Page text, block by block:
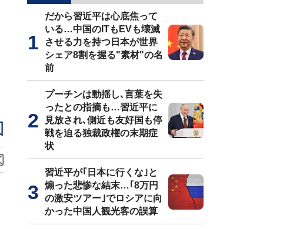
だから習近平は心底焦って
いる…中国のITもEVも壊滅
させる力を持つ日本が世界
シェア8割を握る"素材"の名
前
プーチンは動揺し､言葉を失
ったとの指摘も…習近平に
見放され､側近も友好国も停
戦を迫る独裁政権の末期症
状
習近平が｢日本に行くな｣と
煽った悲惨な結末…｢8万円
の激安ツアー｣でロシアに向
かった中国人観光客の誤算